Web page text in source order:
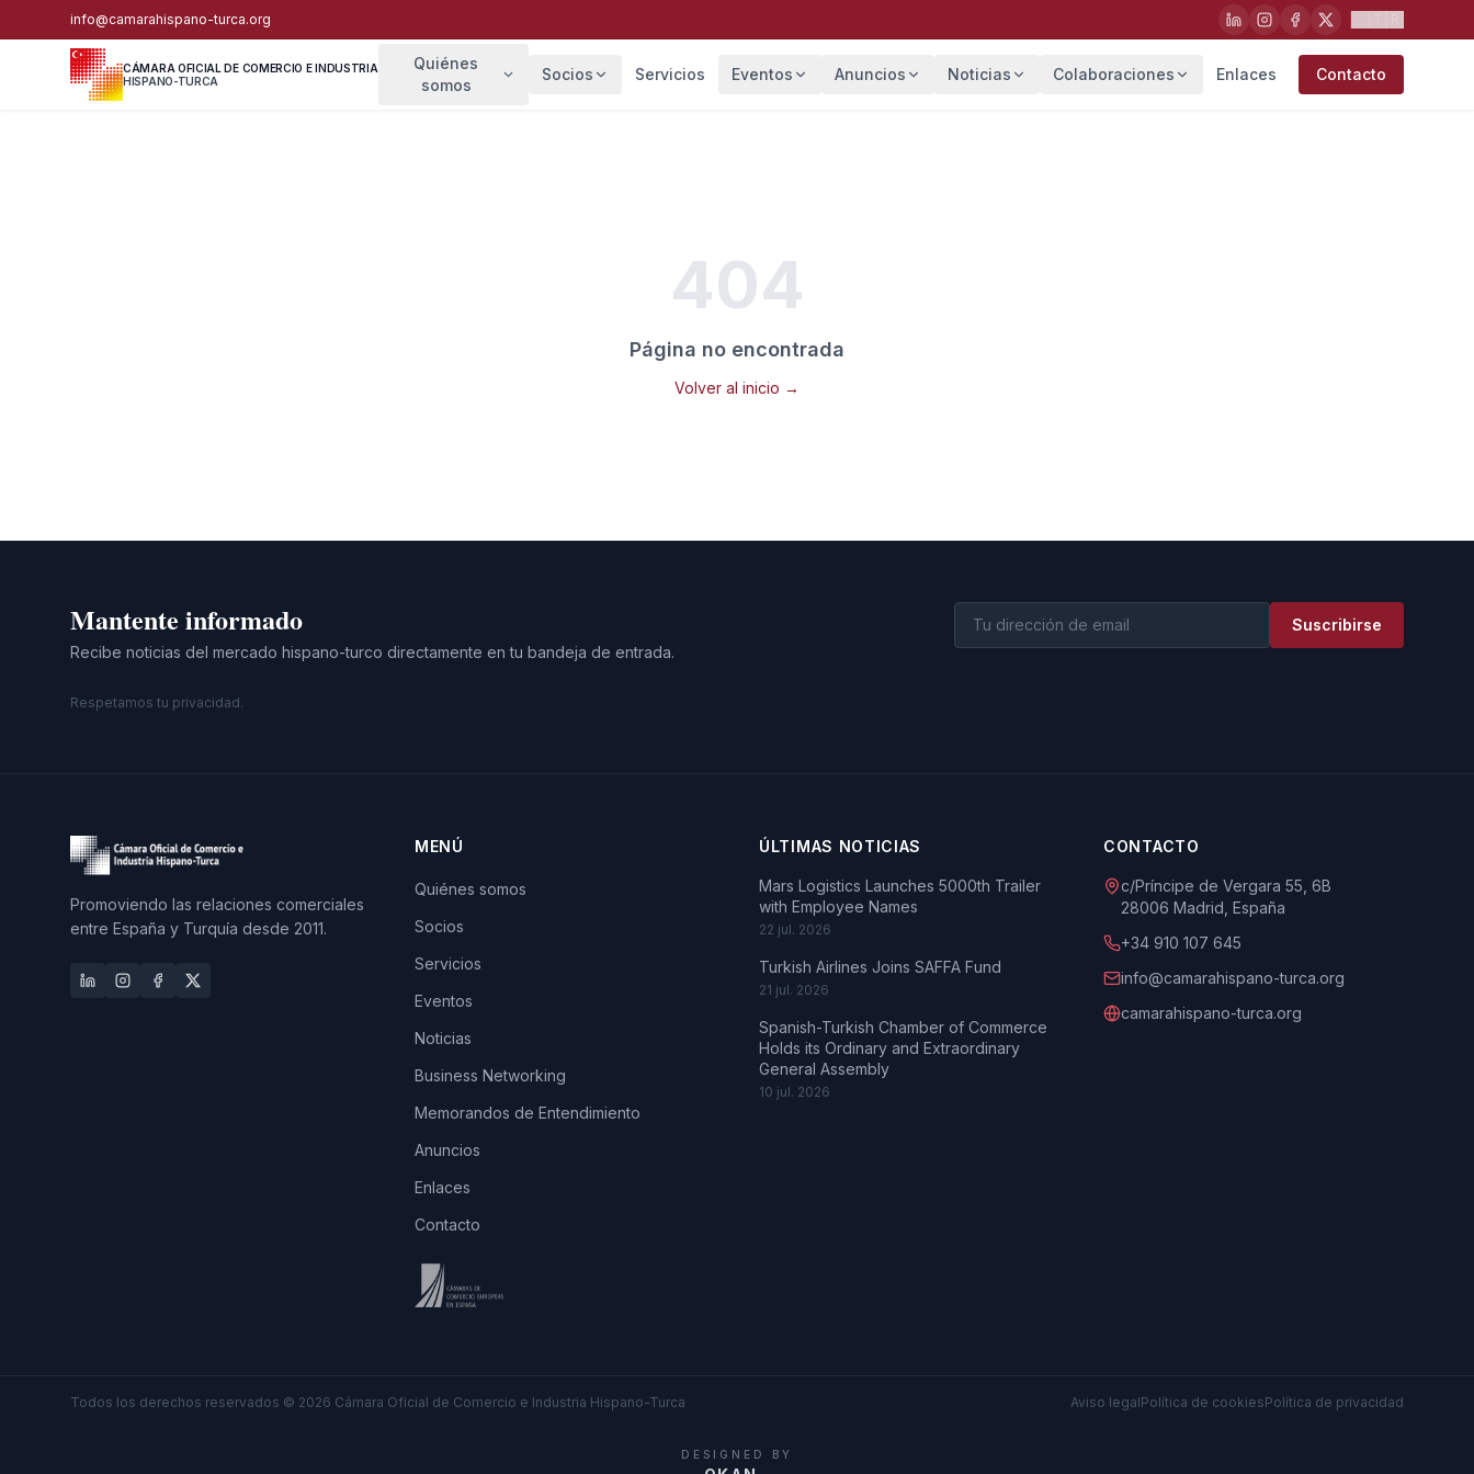
info@camarahispano-turca.org
CÁMARA OFICIAL DE COMERCIO E INDUSTRIA
HISPANO-TURCA
Quiénes
somos
Socios Servicios Eventos Anuncios Noticias Colaboraciones Enlaces Contacto
404
Página no encontrada
Volver al inicio →
Mantente informado
Recibe noticias del mercado hispano-turco directamente en tu bandeja de entrada.
Suscribirse
Respetamos tu privacidad.
Promoviendo las relaciones comerciales
entre España y Turquía desde 2011.
MENÚ
Quiénes somos
Socios
Servicios
Eventos
Noticias
Business Networking
Memorandos de Entendimiento
Anuncios
Enlaces
Contacto
ÚLTIMAS NOTICIAS
Mars Logistics Launches 5000th Trailer
with Employee Names
22 jul. 2026
Turkish Airlines Joins SAFFA Fund
21 jul. 2026
Spanish-Turkish Chamber of Commerce
Holds its Ordinary and Extraordinary
General Assembly
10 jul. 2026
CONTACTO
c/Príncipe de Vergara 55, 6B
28006 Madrid, España
+34 910 107 645
info@camarahispano-turca.org
camarahispano-turca.org
Todos los derechos reservados © 2026 Cámara Oficial de Comercio e Industria Hispano-Turca Aviso legalPolítica de cookiesPolítica de privacidad
DESIGNED BY